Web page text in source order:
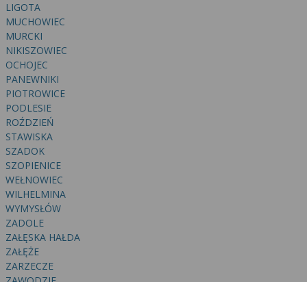
LIGOTA
MUCHOWIEC
MURCKI
NIKISZOWIEC
OCHOJEC
PANEWNIKI
PIOTROWICE
PODLESIE
ROŹDZIEŃ
STAWISKA
SZADOK
SZOPIENICE
WEŁNOWIEC
WILHELMINA
WYMYSŁÓW
ZADOLE
ZAŁĘSKA HAŁDA
ZAŁĘŻE
ZARZECZE
Pamiętaj, że wyrażenie zgody jest dobrowolne, a
wyrażoną zgodę możesz w każdej chwili cofnąć,
możesz też wycofać zgodę na przetwarzanie Twoich
danych tylko w niektórych celach. Jeżeli chcesz
dowiedzieć się więcej lub chcesz przeprowadzić
konfigurację szczegółową, to możesz tego dokonać
za pomocą „Ustawień zaawansowanych”.
Więcej informacji na temat wykorzystywania
narzędzi zewnętrznych w naszym serwisie
znajdziesz w Regulaminie Serwisu.